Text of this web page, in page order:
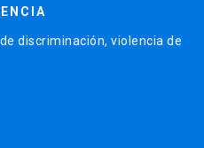
discriminación, violencia de